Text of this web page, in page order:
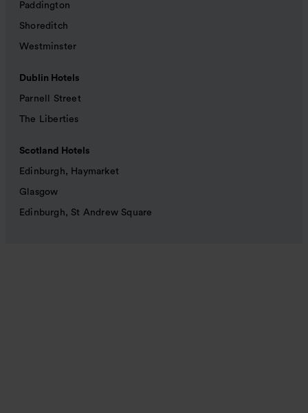
Paddington
Shoreditch
Westminster
Dublin Hotels
Parnell Street
The Liberties
Scotland Hotels
Edinburgh, Haymarket
Glasgow
Edinburgh, St Andrew Square